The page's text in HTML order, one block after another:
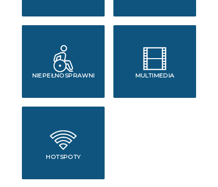
NIEPEŁNOSPRAWNI MULTIMEDIA
HOTSPOTY